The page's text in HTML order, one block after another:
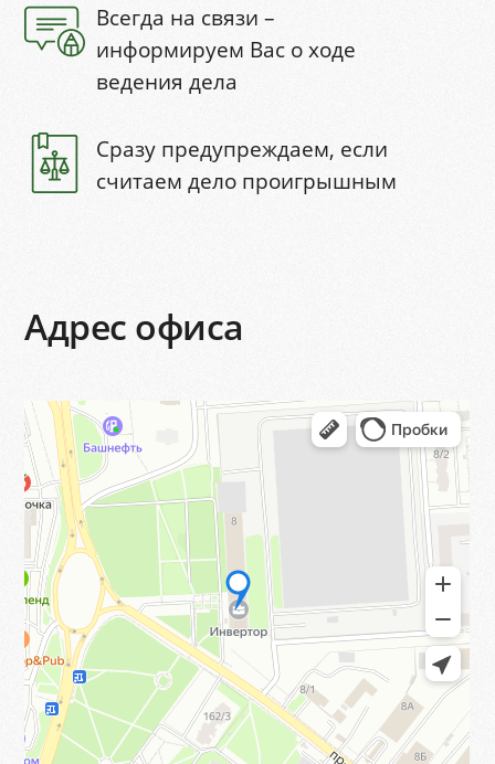
Всегда на связи –
информируем Вас о ходе
ведения дела
Сразу предупреждаем, если
считаем дело проигрышным
Адрес офиса